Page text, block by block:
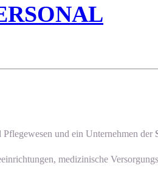
und ein Unternehmen der
medizinische